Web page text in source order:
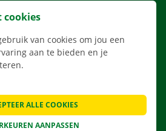
APP
VRAGEN
NIEUWS
cookies
van cookies om jou een
aan te bieden en je
AANPASSEN
ALLE COOKIES